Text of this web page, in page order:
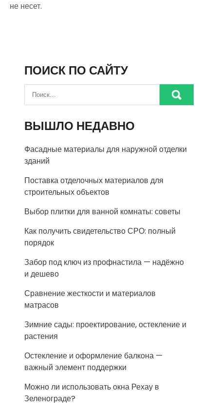
не несет.
ПОИСК ПО САЙТУ
ВЫШЛО НЕДАВНО
Фасадные материалы для наружной отделки
зданий
Поставка отделочных материалов для
строительных объектов
Выбор плитки для ванной комнаты: советы
Как получить свидетельство СРО: полный
порядок
Забор под ключ из профнастила — надёжно
и дешево
Сравнение жесткости и материалов
матрасов
Зимние сады: проектирование, остекление и
растения
Остекление и оформление балкона —
важный элемент поддержки
Можно ли использовать окна Рехау в
Зеленограде?